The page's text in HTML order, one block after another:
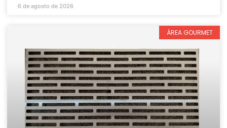
6 de agosto de 2026
ÁREA GOURMET